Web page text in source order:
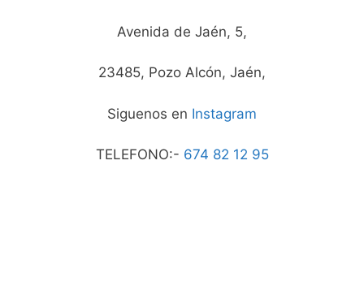
Avenida de Jaén, 5,
23485, Pozo Alcón, Jaén,
Siguenos en Instagram
TELEFONO:- 674 82 12 95